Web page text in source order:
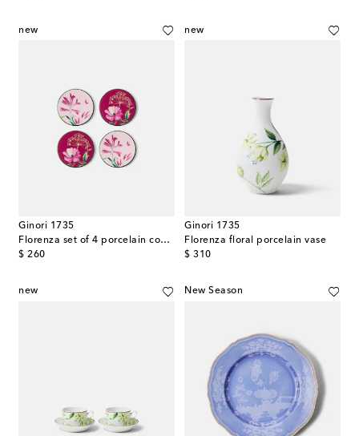
new
Ginori 1735
Florenza set of 4 porcelain coasters
$ 260
original price
new
Ginori 1735
Florenza floral porcelain vase
$ 310
original price
new New Season